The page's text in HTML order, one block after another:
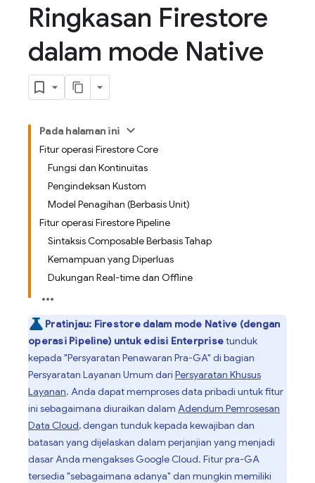
Ringkasan Firestore
dalam mode Native
Pada halaman ini
Fitur operasi Firestore Core
Fungsi dan Kontinuitas
Pengindeksan Kustom
Model Penagihan (Berbasis Unit)
Fitur operasi Firestore Pipeline
Sintaksis Composable Berbasis Tahap
Kemampuan yang Diperluas
Dukungan Real-time dan Offline
Pratinjau: Firestore dalam mode Native (dengan
operasi Pipeline) untuk edisi Enterprisetunduk
kepada "Persyaratan Penawaran Pra-GA" di bagian
Persyaratan Layanan Umum dari Persyaratan Khusus
Layanan. Anda dapat memproses data pribadi untuk fitur
ini sebagaimana diuraikan dalam Adendum Pemrosesan
Data Cloud, dengan tunduk kepada kewajiban dan
batasan yang dijelaskan dalam perjanjian yang menjadi
dasar Anda mengakses Google Cloud. Fitur pra-GA
tersedia "sebagaimana adanya" dan mungkin memiliki